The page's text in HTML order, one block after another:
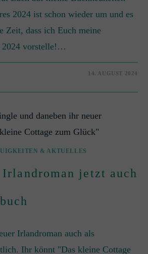
2024 ist schon wieder um und es
Zeit, dass ich Euch meine
2024 vorstelle!…
14. AUGUST 2024
& AKTUELLES
jetzt auch
Irlandroman auch als
Ihr könnt "Das kleine Cottage